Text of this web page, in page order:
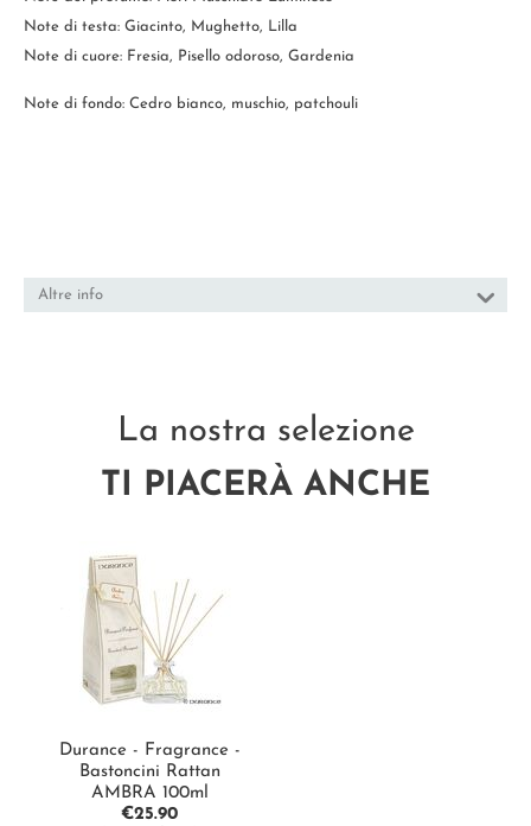
Note di testa: Giacinto, Mughetto, Lilla
Note di cuore: Fresia, Pisello odoroso, Gardenia
Note di fondo: Cedro bianco, muschio, patchouli
Altre info
La nostra selezione
TI PIACERÀ ANCHE
Durance - Fragrance -
Bastoncini Rattan
AMBRA 100ml
€25.90